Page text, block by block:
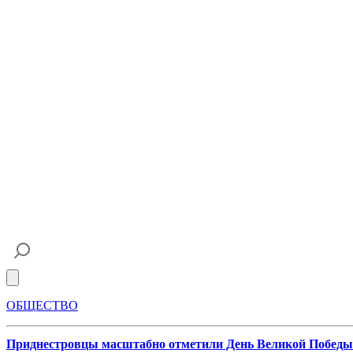
ОБЩЕСТВО
Приднестровцы масштабно отметили День Великой